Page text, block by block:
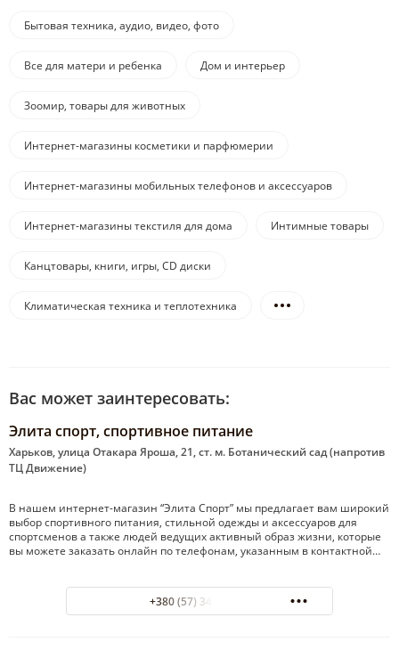
Бытовая техника, аудио, видео, фото
Все для матери и ребенка Дом и интерьер
Зоомир, товары для животных
Интернет-магазины косметики и парфюмерии
Интернет-магазины мобильных телефонов и аксессуаров
Интернет-магазины текстиля для дома Интимные товары
Канцтовары, книги, игры, CD диски
Климатическая техника и теплотехника
Вас может заинтересовать:
Элита спорт, спортивное питание
Харьков, улица Отакара Яроша, 21, ст. м. Ботанический сад (напротив
ТЦ Движение)
В нашем интернет-магазин “Элита Спорт” мы предлагает вам широкий
выбор спортивного питания, стильной одежды и аксессуаров для
спортсменов а также людей ведущих активный образ жизни, которые
вы можете заказать онлайн по телефонам, указанным в контактной…
+380 (57) 340-25-20